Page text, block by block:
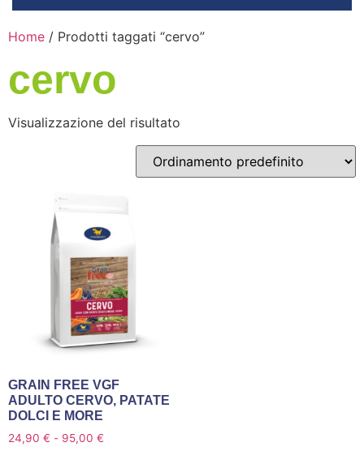
Home / Prodotti taggati “cervo”
cervo
Visualizzazione del risultato
GRAIN FREE VGF
ADULTO CERVO, PATATE
DOLCI E MORE
24,90 € - 95,00 €